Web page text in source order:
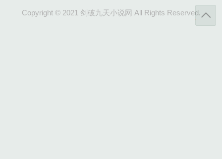
Copyright © 2021 剑破九天小说网 All Rights Reserved.